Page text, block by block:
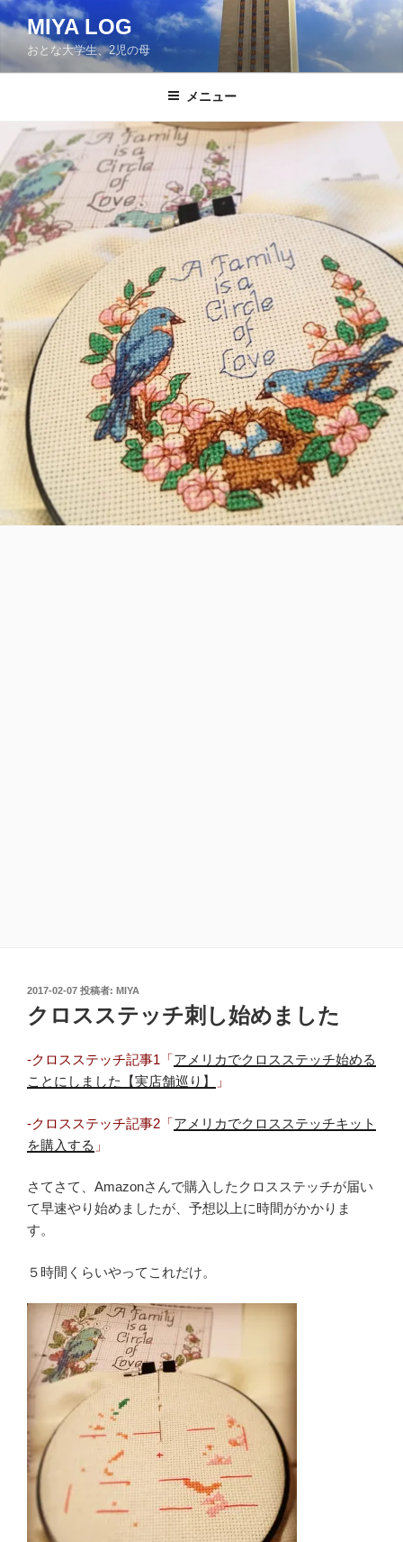
コ
ン
テ
ン
キ
ッ
プ
MIYA LOG
おとな大学生、2児の母
メニュー
投
日:
2017-02-07 投稿者: MIYA
クロスステッチ刺し始めました
-クロスステッチ記事1「アメリカでクロスステッチ始める
ことにしました【実店舗巡り】
」
-クロスステッチ記事2「アメリカでクロスステッチキット
を購入する 」
さてさて、Amazonさんで購入したクロスステッチが届い
て早速やり始めましたが、予想以上に時間がかかりま
す。
５時間くらいやってこれだけ。